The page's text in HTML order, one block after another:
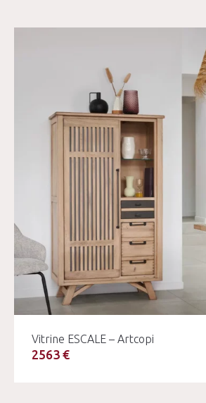
Vitrine ESCALE – Artcopi
2563 €